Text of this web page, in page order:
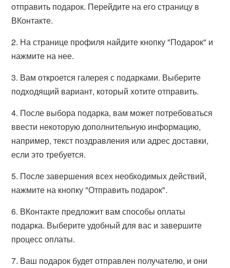
отправить подарок. Перейдите на его страницу в
ВКонтакте.
2. На странице профиля найдите кнопку "Подарок" и
нажмите на нее.
3. Вам откроется галерея с подарками. Выберите
подходящий вариант, который хотите отправить.
4. После выбора подарка, вам может потребоваться
ввести некоторую дополнительную информацию,
например, текст поздравления или адрес доставки,
если это требуется.
5. После завершения всех необходимых действий,
нажмите на кнопку "Отправить подарок".
6. ВКонтакте предложит вам способы оплаты
подарка. Выберите удобный для вас и завершите
процесс оплаты.
7. Ваш подарок будет отправлен получателю, и они